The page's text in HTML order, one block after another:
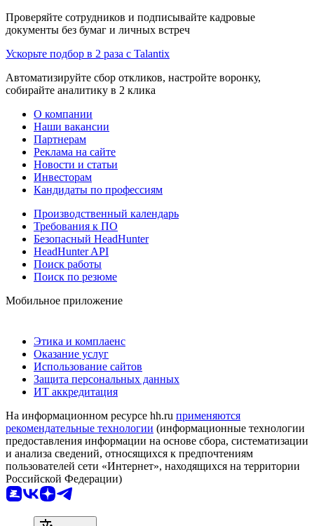
Проверяйте сотрудников и подписывайте кадровые
документы без бумаг и личных встреч
Ускорьте подбор в 2 раза с Talantix
Автоматизируйте сбор откликов, настройте воронку,
собирайте аналитику в 2 клика
О компании
Наши вакансии
Партнерам
Реклама на сайте
Новости и статьи
Инвесторам
Кандидаты по профессиям
Производственный календарь
Требования к ПО
Безопасный HeadHunter
HeadHunter API
Поиск работы
Поиск по резюме
Мобильное приложение
Этика и комплаенс
Оказание услуг
Использование сайтов
Защита персональных данных
ИТ аккредитация
На информационном ресурсе hh.ru применяются
рекомендательные технологии (информационные технологии
предоставления информации на основе сбора, систематизации
и анализа сведений, относящихся к предпочтениям
пользователей сети «Интернет», находящихся на территории
Российской Федерации)